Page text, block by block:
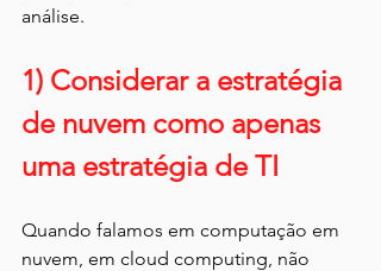
análise.
1) Considerar a estratégia
de nuvem como apenas
uma estratégia de TI
Quando falamos em computação em
nuvem, em cloud computing, não